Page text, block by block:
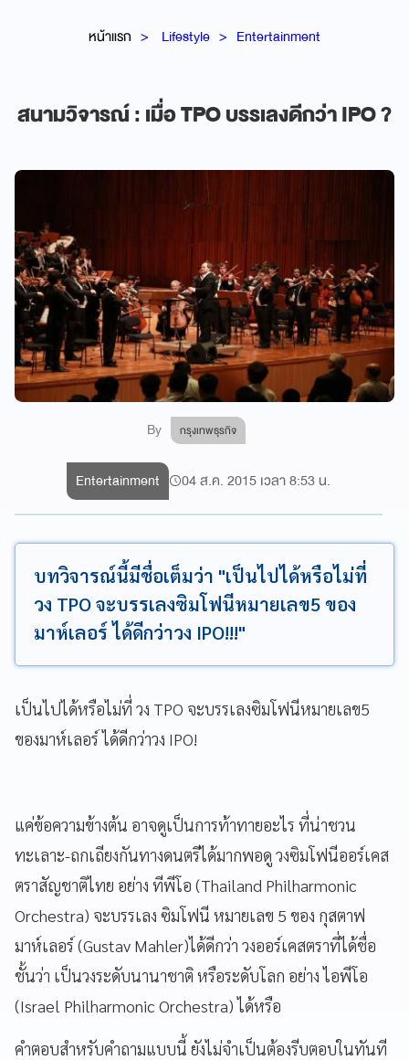
หน้าแรก Lifestyle Entertainment
สนามวิจารณ์ : เมื่อ TPO บรรเลงดีกว่า IPO ?
By กรุงเทพธุรกิจ
Entertainment 04 ส.ค. 2015 เวลา 8:53 น.
บทวิจารณ์นี้มีชื่อเต็มว่า "เป็นไปได้หรือไม่ที่
วง TPO จะบรรเลงซิมโฟนีหมายเลข5 ของ
มาห์เลอร์ ได้ดีกว่าวง IPO!!!"
เป็นไปได้หรือไม่ที่ วง TPO จะบรรเลงซิมโฟนีหมายเลข5
ของมาห์เลอร์ ได้ดีกว่าวง IPO!
แค่ข้อความข้างต้น อาจดูเป็นการท้าทายอะไร ที่น่าชวน
ทะเลาะ-ถกเถียงกันทางดนตรีได้มากพอดู วงซิมโฟนีออร์เคส
ตราสัญชาติไทย อย่าง ทีพีโอ (Thailand Philharmonic
Orchestra) จะบรรเลง ซิมโฟนี หมายเลข 5 ของ กุสตาฟ
มาห์เลอร์ (Gustav Mahler)ได้ดีกว่า วงออร์เคสตราที่ได้ชื่อ
ชั้นว่า เป็นวงระดับนานาชาติ หรือระดับโลก อย่าง ไอพีโอ
(Israel Philharmonic Orchestra) ได้หรือ
คำตอบสำหรับคำถามแบบนี้ ยังไม่จำเป็นต้องรีบตอบในทันที